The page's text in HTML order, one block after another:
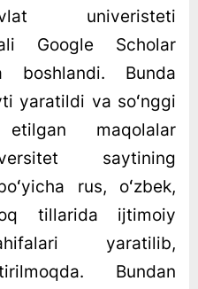
univeristeti
Google Scholar
boshlandi. Bunda
yaratildi va soʻnggi
maqolalar
saytining
rus, oʻzbek,
tillarida ijtimoiy
yaratilib,
Bundan